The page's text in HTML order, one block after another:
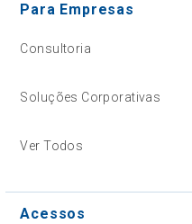
Para Empresas
Consultoria
Soluções Corporativas
Ver Todos
Acessos